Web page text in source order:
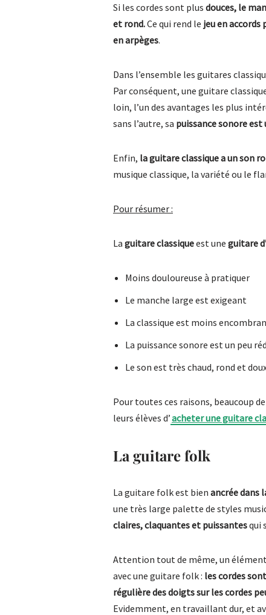
Si les cordes sont plus douces, le
et rond.Ce qui rend le jeu en accords
en arpèges.
Dans l’ensemble les guitares
Par conséquent, une guitare
loin, l’un des avantages les plus
sans l’autre, sa puissance sonore
Enfin, la guitare classique a un son
musique classique, la variété ou le
Pour résumer :
La guitare classiqueest une guitare
Moins douloureuse à pratiquer
Le manche large est exigeant
La classique est moins
La puissance sonore est un peu
Le son est très chaud, rond et
Pour toutes ces raisons, beaucoup
leurs élèves d’acheter une guitare
La guitare folk
La guitare folk est bien ancrée dans
une très large palette de styles
claires, claquantes et puissantesqui
Attention tout de même, un
avec une guitare folk : les cordes
régulière des doigts sur les cordes
Evidemment, en travaillant dur, et